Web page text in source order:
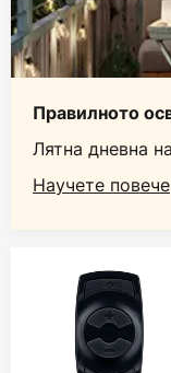
Правилното
Лятна дневна
Научете повече